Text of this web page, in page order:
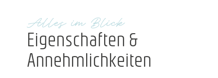
Alles im Blick
Eigenschaften &
Annehmlichkeiten